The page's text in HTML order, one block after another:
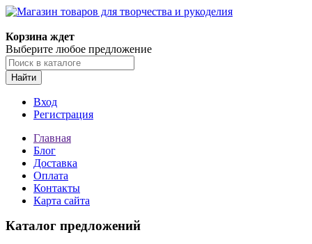
Корзина ждет
Выберите любое предложение
Найти
Вход
Регистрация
Главная
Блог
Доставка
Оплата
Контакты
Карта сайта
Каталог предложений